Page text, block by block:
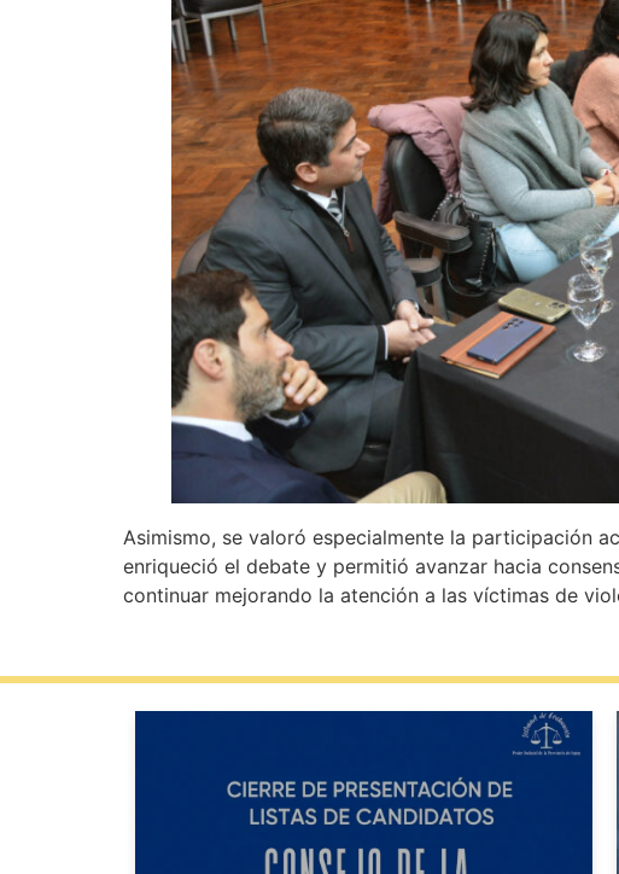
Asimismo, se valoró especialmente la participación
enriqueció el debate y permitió avanzar hacia
continuar mejorando la atención a las víctimas de